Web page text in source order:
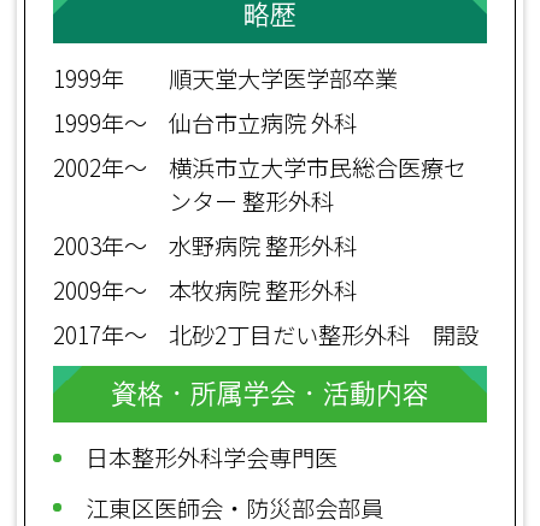
略歴
1999年
順天堂大学医学部卒業
1999年～
仙台市立病院 外科
2002年～
横浜市立大学市民総合医療セ
ンター 整形外科
2003年～
水野病院 整形外科
2009年～
本牧病院 整形外科
2017年～
北砂2丁目だい整形外科 開設
資格・所属学会・活動内容
日本整形外科学会専門医
江東区医師会・防災部会部員